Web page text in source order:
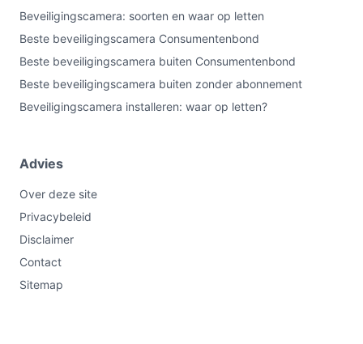
Beveiligingscamera: soorten en waar op letten
Beste beveiligingscamera Consumentenbond
Beste beveiligingscamera buiten Consumentenbond
Beste beveiligingscamera buiten zonder abonnement
Beveiligingscamera installeren: waar op letten?
Advies
Over deze site
Privacybeleid
Disclaimer
Contact
Sitemap